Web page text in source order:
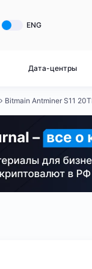
ENG
Дата-центры
Готовый
Готовый
Готовый
Готовый
Готовый
Bitmain Antminer S11